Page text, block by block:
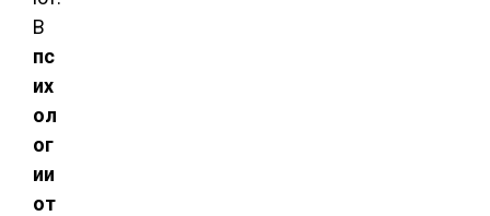
В
пс
их
ол
ог
ии
от